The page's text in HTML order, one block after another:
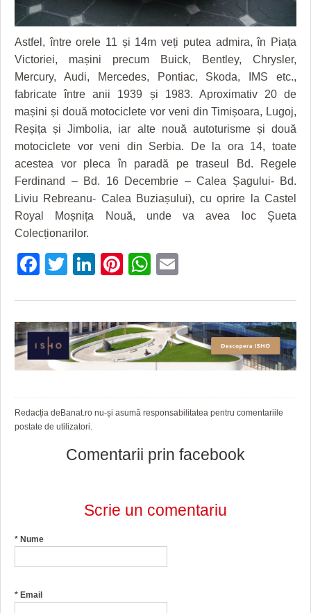
PE SURSE
JOCURI ONLINE
INVATAMANT
JUSTITIE
FILME DOCUMENTARE
CLIPURI VIDEO
JOCURI ONLINE
FARMACII DIN TIMIŞOARA
HARTA TIMIŞOAREI
PRIMĂRIILE DIN TIMIŞ
SFATUL MEDICULUI
SFATURI JURIDICE
Astfel, între orele 11 și 14m veți putea admira, în Piața
Victoriei, mașini precum Buick, Bentley, Chrysler,
Mercury, Audi, Mercedes, Pontiac, Skoda, IMS etc.,
fabricate între anii 1939 și 1983. Aproximativ 20 de
mașini și două motociclete vor veni din Timișoara, Lugoj,
Reșița și Jimbolia, iar alte nouă autoturisme și două
motociclete vor veni din Serbia. De la ora 14, toate
acestea vor pleca în paradă pe traseul Bd. Regele
Ferdinand – Bd. 16 Decembrie – Calea Șagului- Bd.
Liviu Rebreanu- Calea Buziașului), cu oprire la Castel
Royal Moșnița Nouă, unde va avea loc Şueta
Colecționarilor.
Facebook
Twitter
LinkedIn
Pinterest
WhatsApp
Redacția deBanat.ro nu-și asumă responsabilitatea pentru comentariile
postate de utilizatori.
Comentarii prin facebook
Scrie un comentariu
* Nume
* Email